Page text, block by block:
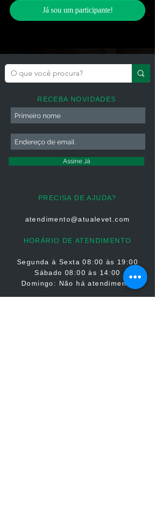
Já sou um participante!
RECEBA NOVIDADES
Assine Já
PRECISA DE AJUDA?
atendimento@atualevet.com
HORÁRIO DE ATENDIMENTO
Segunda à Sexta08:00 às 19:00
Sábado 08:00 às 14:00
Domingo: Não há atendimento